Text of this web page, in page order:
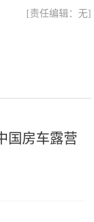
[责任编辑：无]
国房车露营